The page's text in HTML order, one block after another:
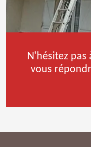
N'hésitez pas
vous